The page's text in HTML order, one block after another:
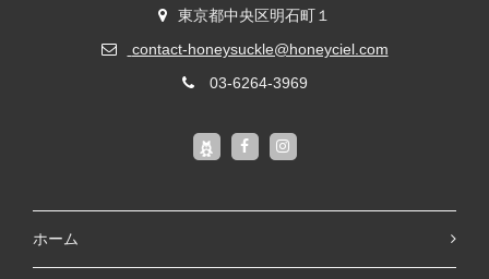
東京都中央区明石町１
contact-honeysuckle@honeyciel.com
03-6264-3969
ホーム